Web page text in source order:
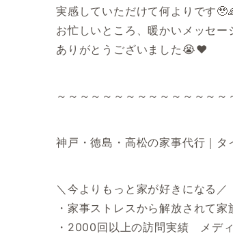
実感していただけて何よりです
お忙しいところ、暖かいメッセー
ありがとうございました😭❤️
～～～～～～～～～～～～～～～
神戸・徳島・高松の家事代行｜タ
＼今よりもっと家が好きになる／
・家事ストレスから解放されて家
・2000回以上の訪問実績 メデ